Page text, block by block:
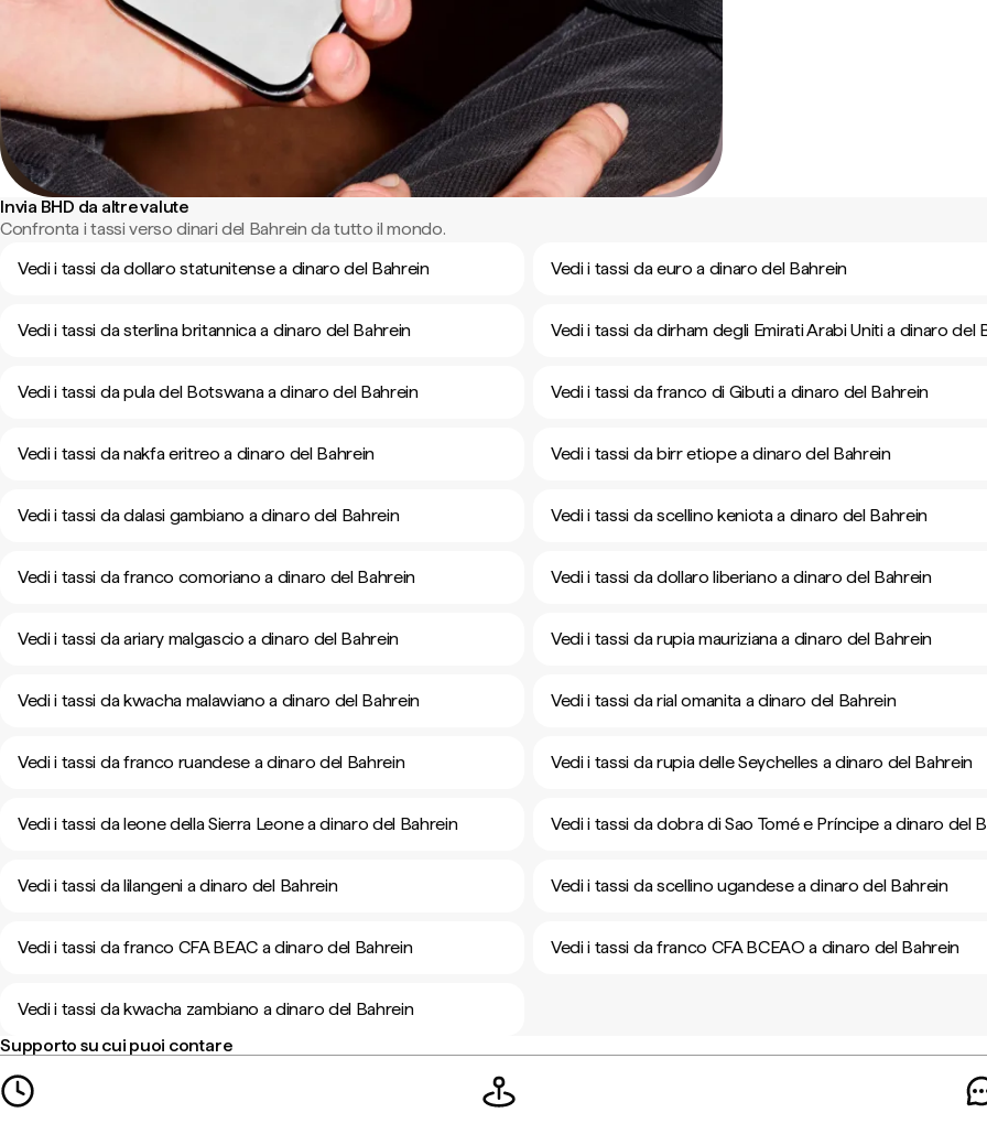
Invia BHD da altre valute
Confronta i tassi verso dinari del Bahrein da tutto il mondo.
Vedi i tassi da dollaro statunitense a dinaro del Bahrein
Vedi i tassi da euro a dinaro del Bahrein
Vedi i tassi da sterlina britannica a dinaro del Bahrein Vedi i tassi da dirham degli Emirati Arabi Uniti a dinaro del
Vedi i tassi da pula del Botswana a dinaro del Bahrein Vedi i tassi da franco di Gibuti a dinaro del Bahrein
Vedi i tassi da nakfa eritreo a dinaro del Bahrein Vedi i tassi da birr etiope a dinaro del Bahrein
Vedi i tassi da dalasi gambiano a dinaro del Bahrein Vedi i tassi da scellino keniota a dinaro del Bahrein
Vedi i tassi da franco comoriano a dinaro del Bahrein Vedi i tassi da dollaro liberiano a dinaro del Bahrein
Vedi i tassi da ariary malgascio a dinaro del Bahrein Vedi i tassi da rupia mauriziana a dinaro del Bahrein
Vedi i tassi da kwacha malawiano a dinaro del Bahrein Vedi i tassi da rial omanita a dinaro del Bahrein
Vedi i tassi da franco ruandese a dinaro del Bahrein Vedi i tassi da rupia delle Seychelles a dinaro del Bahrein
Vedi i tassi da leone della Sierra Leone a dinaro del Bahrein Vedi i tassi da dobra di Sao Tomé e Príncipe a dinaro del
Vedi i tassi da lilangeni a dinaro del Bahrein Vedi i tassi da scellino ugandese a dinaro del Bahrein
Vedi i tassi da franco CFA BEAC a dinaro del Bahrein Vedi i tassi da franco CFA BCEAO a dinaro del Bahrein
Vedi i tassi da kwacha zambiano a dinaro del Bahrein
Supporto su cui puoi contare